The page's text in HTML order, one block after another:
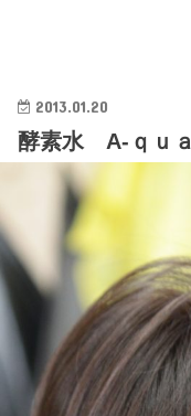
2013.01.20
酵素水 A‐ｑｕａ